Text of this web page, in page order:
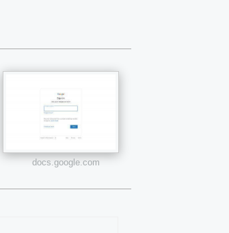
docs.google.com